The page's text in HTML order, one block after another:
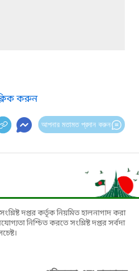
করুন
আপনার মতামত প্রদান করুন
দপ্তর কর্তৃক নিয়মিত হালনাগাদ করা
নিশ্চিত করতে সংশ্লিষ্ট দপ্তর সর্বদা